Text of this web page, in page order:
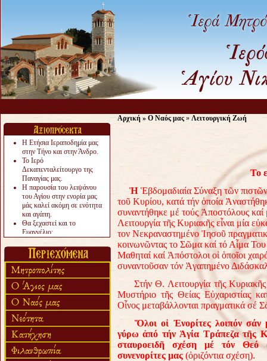
Η Ετήσια Ιεραποδημία μας
στην Τήνο και στην Άνδρο.
Το Ιερό
Δεκαπενταλείτουργο της
Παναγίας μας.
Η παρουσία του λειψάνου
του Αγίου στην ενορία μας
μάς καλεί ακόμη σε ενότητα
και αγάπη.
Θα ξεχαστεί και το
Ευαγγέλιο;
«πολύ αργά».
Ζητείται....
Αρχική » Ο Ναός μας » Λειτουργική Ζωή
Το
Ἡ Ἑβδομαδιαία Σύναξη τῶν
τοῦ Κυρίου, κατά τήν ὁποία
συναντήθηκε μέ τούς Ἀποστόλους
Λειτουργία τῆς Κυριακῆς εἶναι μία
τον Νεκραναστημένο Ἰησοῦ
κοινωνῶντας το Σῶμα καί τό Αἷμα Του
Μαθηταί καί Ἀπόστολοι οἱ ὁποῖοι
συναντοῦσαν τόν Ἀγαπημένο
Στήν Θ. Λειτουργία τῆς Κυριακῆς
Μυστήριο τῆς Θείας Εὐχαριστίας
Οἶνος μεταβάλλονται πραγματικά σέ
Ὅλοι οἱ Ἐνορίτες λοιπόν
γύρωἀπό τήν Ἁγία Τράπεζα τῆς
σταυροειδῆ σχέση μέ τόν Θεό
συνενορίτες μας (ὀριζόντια σχέση).